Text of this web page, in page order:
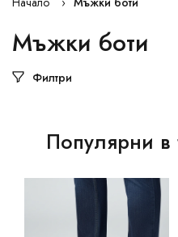
Мъжки боти
Филтри
Популярни в